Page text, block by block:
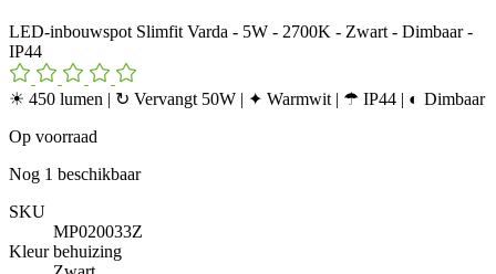
LED-inbouwspot Slimfit Varda - 5W - 2700K - Zwart - Dimbaar -
IP44
☀ 450 lumen | ↻ Vervangt 50W | ✦ Warmwit | ☂ IP44 | ◐ Dimbaar
Op voorraad
Nog 1 beschikbaar
SKU
MP020033Z
Kleur behuizing